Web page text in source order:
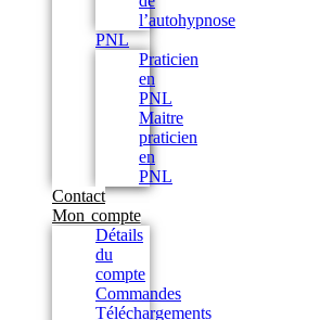
l’autohypnose
PNL
Praticien
en
PNL
Maitre
praticien
en
PNL
Contact
Mon compte
Détails
du
compte
Commandes
Téléchargements